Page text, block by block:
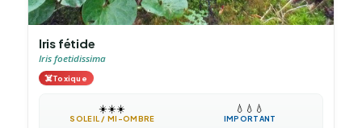
Iris fétide
Iris foetidissima
☠️Toxique
☀️☀️☀️
SOLEIL / MI-OMBRE
💧 💧 💧
IMPORTANT